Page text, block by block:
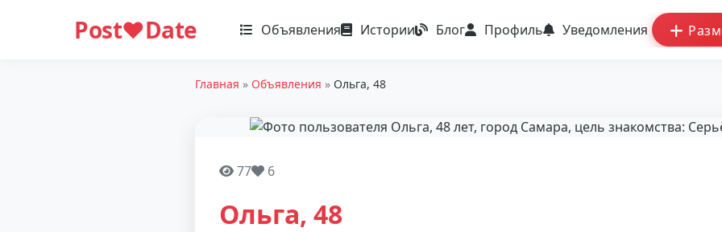
Post❤️Date Объявления Истории Блог Профиль Уведомления
Главная » Объявления » Ольга, 48
77 6
Ольга, 48